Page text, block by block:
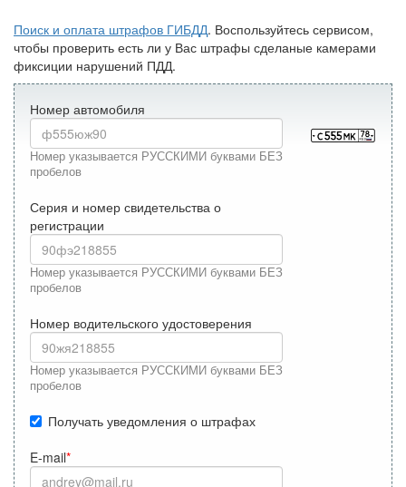
Поиск и оплата штрафов ГИБДД. Воспользуйтесь сервисом,
чтобы проверить есть ли у Вас штрафы сделаные камерами
фиксиции нарушений ПДД.
Номер автомобиля
Номер указывается РУССКИМИ буквами БЕЗ
пробелов
Серия и номер свидетельства о
регистрации
Номер указывается РУССКИМИ буквами БЕЗ
пробелов
Номер водительского удостоверения
Номер указывается РУССКИМИ буквами БЕЗ
пробелов
Получать уведомления о штрафах
E-mail